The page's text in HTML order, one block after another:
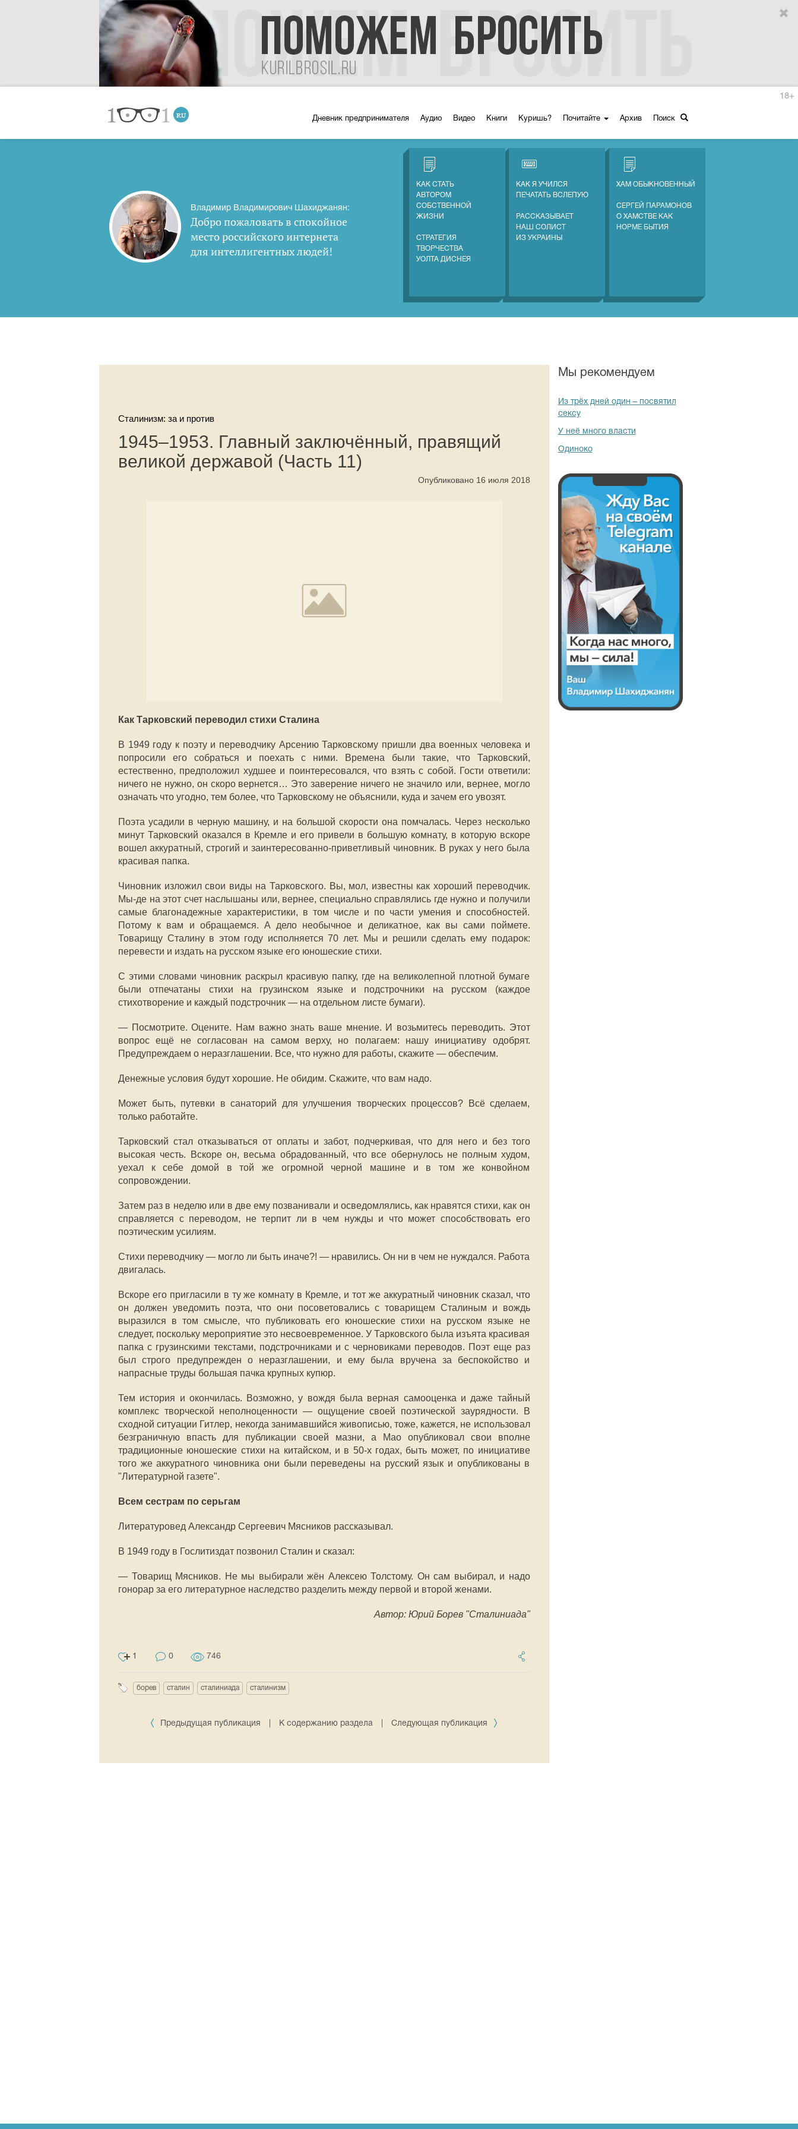
Дневник предпринимателя Аудио Видео Книги Куришь? Почитайте Архив Поиск
18+
Владимир Владимирович Шахиджанян:
Добро пожаловать в спокойное
место российского интернета
для интеллигентных людей!
КАК СТАТЬ
АВТОРОМ
СОБСТВЕННОЙ
ЖИЗНИ
СТРАТЕГИЯ
ТВОРЧЕСТВА
УОЛТА ДИСНЕЯ
КАК Я УЧИЛСЯ
ПЕЧАТАТЬ ВСЛЕПУЮ
РАССКАЗЫВАЕТ
НАШ СОЛИСТ
ИЗ УКРАИНЫ
ХАМ ОБЫКНОВЕННЫЙ
СЕРГЕЙ ПАРАМОНОВ
О ХАМСТВЕ КАК
НОРМЕ БЫТИЯ
Сталинизм: за и против
1945–1953. Главный заключённый, правящий
великой державой (Часть 11)
Опубликовано 16 июля 2018
Как Тарковский переводил стихи Сталина
В 1949 году к поэту и переводчику Арсению Тарковскому пришли два военных человека и
попросили его собраться и поехать с ними. Времена были такие, что Тарковский,
естественно, предположил худшее и поинтересовался, что взять с собой. Гости ответили:
ничего не нужно, он скоро вернется… Это заверение ничего не значило или, вернее, могло
означать что угодно, тем более, что Тарковскому не объяснили, куда и зачем его увозят.
Поэта усадили в черную машину, и на большой скорости она помчалась. Через несколько
минут Тарковский оказался в Кремле и его привели в большую комнату, в которую вскоре
вошел аккуратный, строгий и заинтересованно-приветливый чиновник. В руках у него была
красивая папка.
Чиновник изложил свои виды на Тарковского. Вы, мол, известны как хороший переводчик.
Мы-де на этот счет наслышаны или, вернее, специально справлялись где нужно и получили
самые благонадежные характеристики, в том числе и по части умения и способностей.
Потому к вам и обращаемся. А дело необычное и деликатное, как вы сами поймете.
Товарищу Сталину в этом году исполняется 70 лет. Мы и решили сделать ему подарок:
перевести и издать на русском языке его юношеские стихи.
С этими словами чиновник раскрыл красивую папку, где на великолепной плотной бумаге
были отпечатаны стихи на грузинском языке и подстрочники на русском (каждое
стихотворение и каждый подстрочник — на отдельном листе бумаги).
— Посмотрите. Оцените. Нам важно знать ваше мнение. И возьмитесь переводить. Этот
вопрос ещё не согласован на самом верху, но полагаем: нашу инициативу одобрят.
Предупреждаем о неразглашении. Все, что нужно для работы, скажите — обеспечим.
Денежные условия будут хорошие. Не обидим. Скажите, что вам надо.
Может быть, путевки в санаторий для улучшения творческих процессов? Всё сделаем,
только работайте.
Тарковский стал отказываться от оплаты и забот, подчеркивая, что для него и без того
высокая честь. Вскоре он, весьма обрадованный, что все обернулось не полным худом,
уехал к себе домой в той же огромной черной машине и в том же конвойном
сопровождении.
Затем раз в неделю или в две ему позванивали и осведомлялись, как нравятся стихи, как он
справляется с переводом, не терпит ли в чем нужды и что может способствовать его
поэтическим усилиям.
Стихи переводчику — могло ли быть иначе?! — нравились. Он ни в чем не нуждался. Работа
двигалась.
Вскоре его пригласили в ту же комнату в Кремле, и тот же аккуратный чиновник сказал, что
он должен уведомить поэта, что они посоветовались с товарищем Сталиным и вождь
выразился в том смысле, что публиковать его юношеские стихи на русском языке не
следует, поскольку мероприятие это несвоевременное. У Тарковского была изъята красивая
папка с грузинскими текстами, подстрочниками и с черновиками переводов. Поэт еще раз
был строго предупрежден о неразглашении, и ему была вручена за беспокойство и
напрасные труды большая пачка крупных купюр.
Тем история и окончилась. Возможно, у вождя была верная самооценка и даже тайный
комплекс творческой неполноценности — ощущение своей поэтической заурядности. В
сходной ситуации Гитлер, некогда занимавшийся живописью, тоже, кажется, не использовал
безграничную впасть для публикации своей мазни, а Мао опубликовал свои вполне
традиционные юношеские стихи на китайском, и в 50-х годах, быть может, по инициативе
того же аккуратного чиновника они были переведены на русский язык и опубликованы в
"Литературной газете".
Всем сестрам по серьгам
Литературовед Александр Сергеевич Мясников рассказывал.
В 1949 году в Гослитиздат позвонил Сталин и сказал:
— Товарищ Мясников. Не мы выбирали жён Алексею Толстому. Он сам выбирал, и надо
гонорар за его литературное наследство разделить между первой и второй женами.
Автор: Юрий Борев "Сталиниада"
1 0 746
борев сталин сталиниада сталинизм
Предыдущая публикация К содержанию раздела Следующая публикация
Мы рекомендуем
Из трёх дней один – посвятил
сексу
У неё много власти
Одиноко